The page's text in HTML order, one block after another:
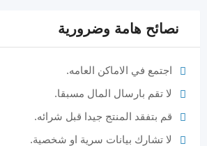
نصائح هامة وضرورية
اجتمع في الاماكن العامه.
لا تقم بارسال المال مسبقا.
قم بتفقد المنتج جيدا قبل شرائه.
لا تشارك بيانات سرية او شخصية.